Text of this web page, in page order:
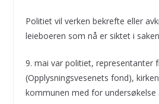
Politiet vil verken bekrefte eller
leieboeren som nå er siktet i
9. mai var politiet, representanter
(Opplysningsvesenets fond),
kommunen med for undersøkelse